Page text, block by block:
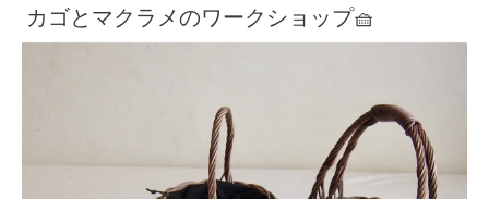
カゴとマクラメのワークショップ🧺